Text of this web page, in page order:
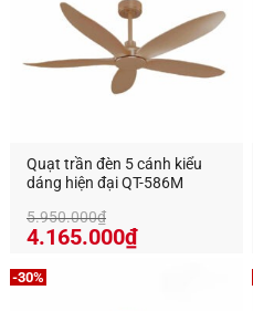
Quạt trần đèn 5 cánh kiểu
dáng hiện đại QT-586M
5.950.000₫
4.165.000₫
-30%